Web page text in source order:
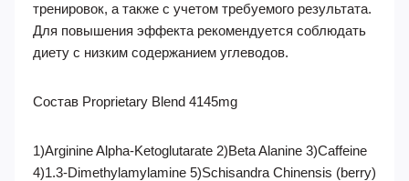
тренировок, а также с учетом требуемого результата.
Для повышения эффекта рекомендуется соблюдать
диету с низким содержанием углеводов.
Состав Proprietary Blend 4145mg
1)Arginine Alpha-Ketoglutarate 2)Beta Alanine 3)Caffeine
4)1.3-Dimethylamylamine 5)Schisandra Chinensis (berry)